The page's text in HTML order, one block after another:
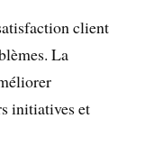
client
La
initiatives et